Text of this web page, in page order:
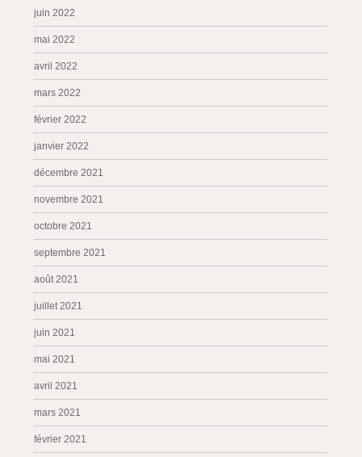
juin 2022
mai 2022
avril 2022
mars 2022
février 2022
janvier 2022
décembre 2021
novembre 2021
octobre 2021
septembre 2021
août 2021
juillet 2021
juin 2021
mai 2021
avril 2021
mars 2021
février 2021